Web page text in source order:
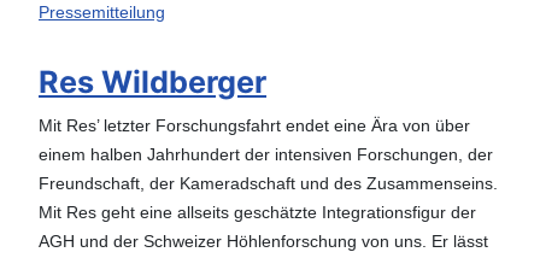
Pressemitteilung
Res Wildberger
Mit Res’ letzter Forschungsfahrt endet eine Ära von über
einem halben Jahrhundert der intensiven Forschungen, der
Freundschaft, der Kameradschaft und des Zusammenseins.
Mit Res geht eine allseits geschätzte Integrationsfigur der
AGH und der Schweizer Höhlenforschung von uns. Er lässt